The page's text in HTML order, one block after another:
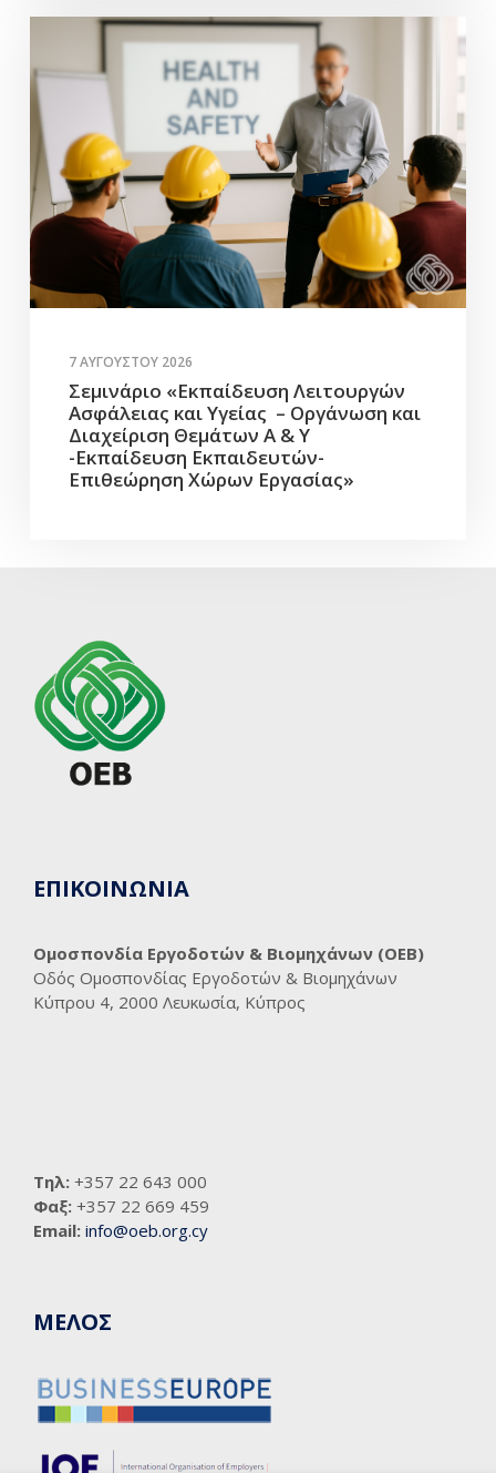
7 ΑΥΓΟΎΣΤΟΥ 2026
Σεμινάριο «Εκπαίδευση Λειτουργών
Ασφάλειας και Υγείας – Οργάνωση και
Διαχείριση Θεμάτων Α & Υ
-Εκπαίδευση Εκπαιδευτών-
Επιθεώρηση Χώρων Εργασίας»
ΕΠΙΚΟΙΝΩΝΙΑ
Ομοσπονδία Εργοδοτών & Βιομηχάνων (ΟΕΒ)
Οδός Ομοσπονδίας Εργοδοτών & Βιομηχάνων
Κύπρου 4, 2000 Λευκωσία, Κύπρος
Τηλ: +357 22 643 000
Φαξ: +357 22 669 459
Email: info@oeb.org.cy
ΜΕΛΟΣ